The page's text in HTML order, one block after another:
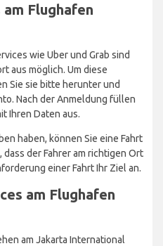
Flughafen
wie Uber und Grab sind
aus möglich. Um diese
Sie sie bitte herunter und
Nach der Anmeldung füllen
Ihren Daten aus.
haben, können Sie eine Fahrt
der Fahrer am richtigen Ort
einer Fahrt Ihr Ziel an.
am Flughafen
am Jakarta International